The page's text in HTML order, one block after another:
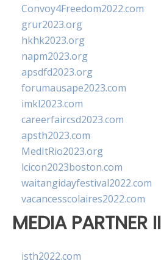
Convoy4Freedom2022.com
grur2023.org
hkhk2023.org
napm2023.org
apsdfd2023.org
forumausape2023.com
imkl2023.com
careerfaircsd2023.com
apsth2023.com
MedItRio2023.org
lcicon2023boston.com
waitangidayfestival2022.com
vacancesscolaires2022.com
MEDIA PARTNER II
isth2022.com